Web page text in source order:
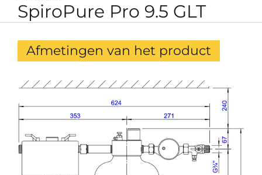
SpiroPure Pro 9.5 GLT
Afmetingen van het product